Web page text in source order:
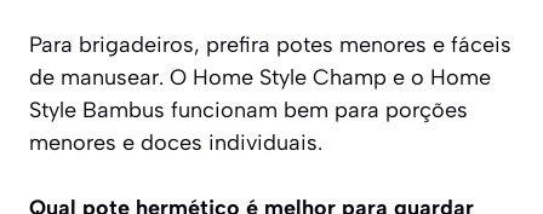
Para brigadeiros, prefira potes menores e fáceis
de manusear. O Home Style Champ e o Home
Style Bambus funcionam bem para porções
menores e doces individuais.
Qual pote hermético é melhor para guardar